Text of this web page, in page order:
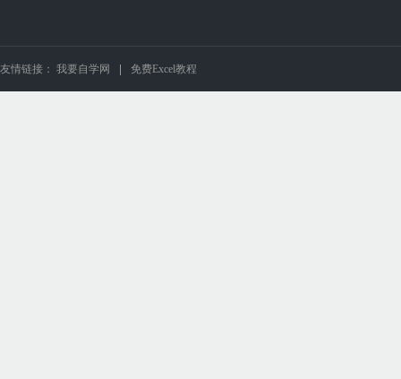
友情链接： 我要自学网 免费Excel教程